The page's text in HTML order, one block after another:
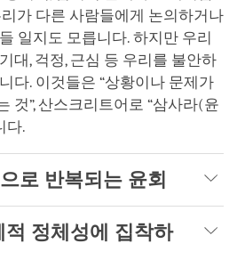
가 다른 사람들에게 논의하거나
일지도 모릅니다. 하지만 우리
대, 걱정, 근심 등 우리를 불안하
다. 이것들은 “상황이나 문제가
것”, 산스크리트어로 “삼사라(윤
다.
로 반복되는 윤회
정체성에 집착하